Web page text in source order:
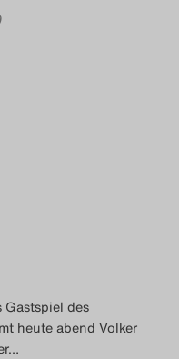
Gastspiel des
heute abend Volker
…